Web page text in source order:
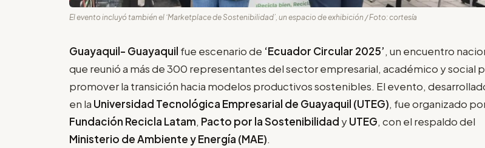
El evento incluyó también el ‘Marketplace de Sostenibilidad’, un espacio de exhibición / Foto: cortesía
Guayaquil- Guayaquil fue escenario de ‘Ecuador Circular 2025’, un encuentro
que reunió a más de 300 representantes del sector empresarial, académico y social
promover la transición hacia modelos productivos sostenibles. El evento,
en la Universidad Tecnológica Empresarial de Guayaquil (UTEG), fue organizado
Fundación Recicla Latam, Pacto por la Sostenibilidad yUTEG, con el respaldo del
Ministerio de Ambiente y Energía (MAE).